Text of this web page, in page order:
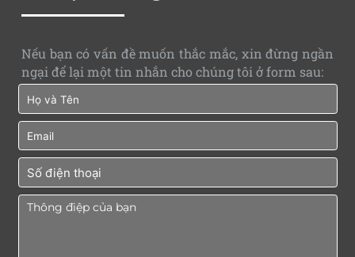
Nếu bạn có vấn đề muốn thắc mắc, xin đừng ngần
ngại để lại một tin nhắn cho chúng tôi ở form sau: